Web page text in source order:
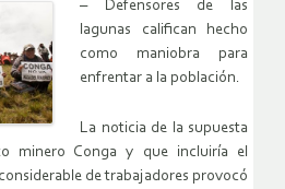
– Defensores de las
lagunas califican hecho
como maniobra para
enfrentar a la población.
La noticia de la supuesta
minero Conga y que incluiría el
de trabajadores provocó